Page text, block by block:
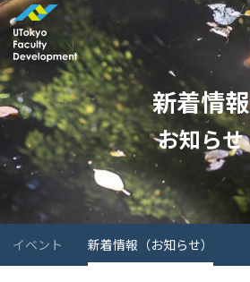
新着情報
お知らせ
イベント 新着情報（お知らせ）